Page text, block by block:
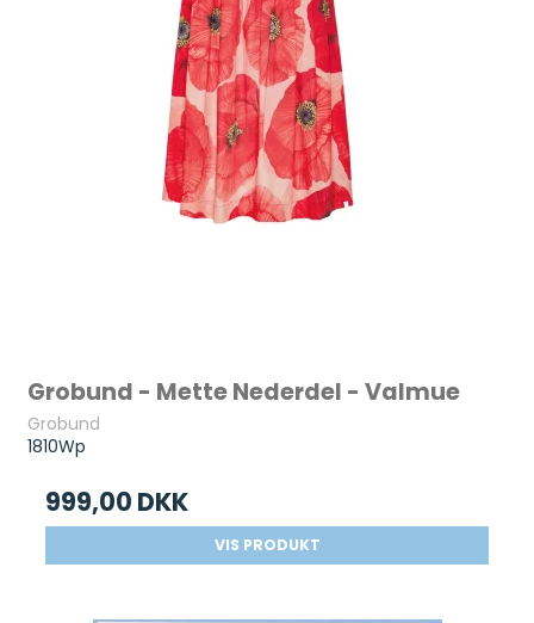
Grobund - Mette Nederdel - Valmue
Grobund
1810Wp
999,00 DKK
VIS PRODUKT